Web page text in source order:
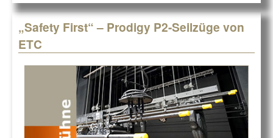
„Safety First“ – Prodigy P2-Seilzüge von
ETC